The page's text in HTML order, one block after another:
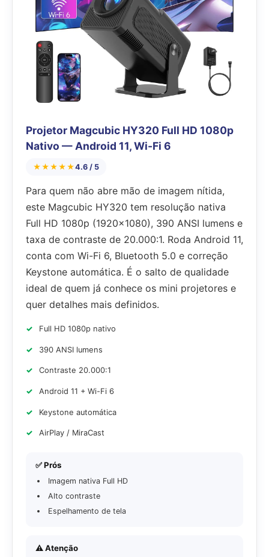
Projetor Magcubic HY320 Full HD 1080p
Nativo — Android 11, Wi-Fi 6
★★★★★4.6 / 5
Para quem não abre mão de imagem nítida,
este Magcubic HY320 tem resolução nativa
Full HD 1080p (1920×1080), 390 ANSI lumens e
taxa de contraste de 20.000:1. Roda Android 11,
conta com Wi-Fi 6, Bluetooth 5.0 e correção
Keystone automática. É o salto de qualidade
ideal de quem já conhece os mini projetores e
quer detalhes mais definidos.
Full HD 1080p nativo
390 ANSI lumens
Contraste 20.000:1
Android 11 + Wi-Fi 6
Keystone automática
AirPlay / MiraCast
✅ Prós
Imagem nativa Full HD
Alto contraste
Espelhamento de tela
⚠️ Atenção